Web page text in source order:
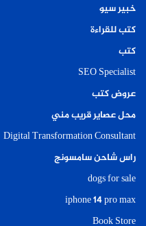
خبير سيو
كتب للقراءة
كتب
SEO Specialist
عروض كتب
محل عصاير قريب مني
Digital Transformation Consultant
راس شاحن سامسونج
dogs for sale
iphone 14 pro max
Book Store